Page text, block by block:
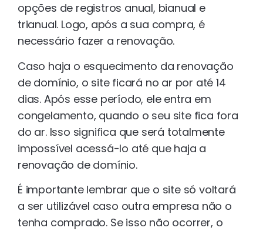
opções de registros anual, bianual e
trianual. Logo, após a sua compra, é
necessário fazer a renovação.
Caso haja o esquecimento da renovação
de domínio, o site ficará no ar por até 14
dias. Após esse período, ele entra em
congelamento, quando o seu site fica fora
do ar. Isso significa que será totalmente
impossível acessá-lo até que haja a
renovação de domínio.
É importante lembrar que o site só voltará
a ser utilizável caso outra empresa não o
tenha comprado. Se isso não ocorrer, o